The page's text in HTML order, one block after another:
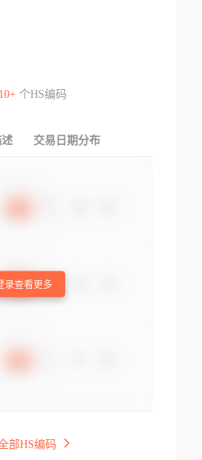
10+个HS编码
交易日期分布
录查看更多
部HS编码